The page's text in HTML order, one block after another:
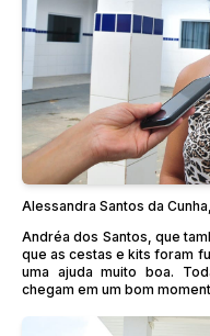
Alessandra Santos da
Andréa dos Santos, que
que as cestas e kits foram
uma ajuda muito boa.
chegam em um bom